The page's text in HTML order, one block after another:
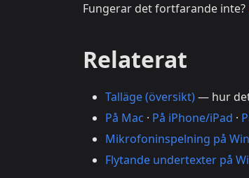
Fungerar det fortfarande inte?
Relaterat
Talläge (översikt)— hur
På Mac · På iPhone/iPad ·
Mikrofoninspelning på
Flytande undertexter på